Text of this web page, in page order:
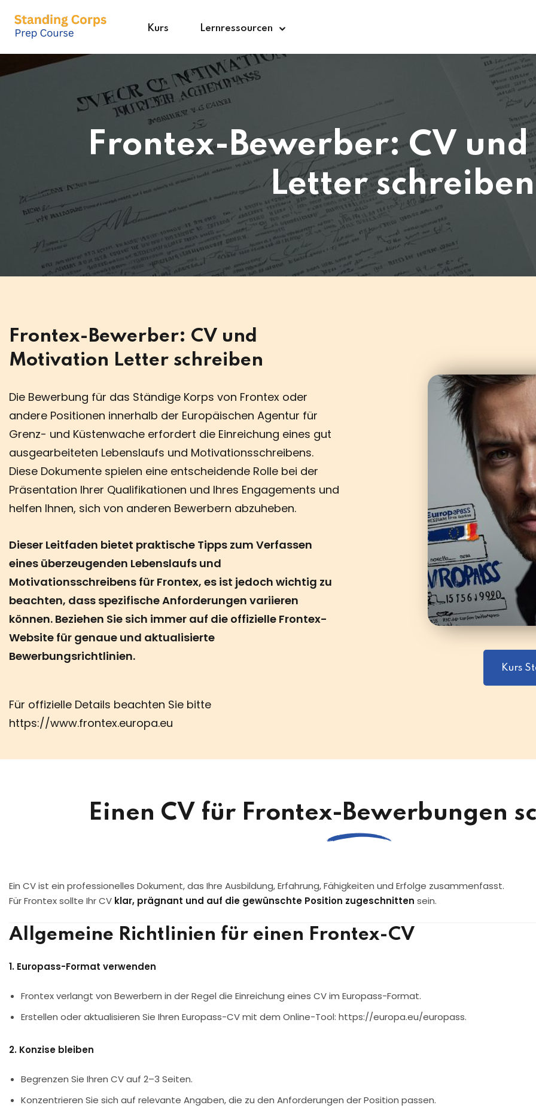
Kurs Lernressourcen
Frontex-Bewerber: CV
Letter schreiben
Frontex-Bewerber: CV und
Motivation Letter schreiben
Die Bewerbung für das Ständige Korps von Frontex oder
andere Positionen innerhalb der Europäischen Agentur für
Grenz- und Küstenwache erfordert die Einreichung eines gut
ausgearbeiteten Lebenslaufs und Motivationsschreibens.
Diese Dokumente spielen eine entscheidende Rolle bei der
Präsentation Ihrer Qualifikationen und Ihres Engagements und
helfen Ihnen, sich von anderen Bewerbern abzuheben.
Dieser Leitfaden bietet praktische Tipps zum Verfassen
eines überzeugenden Lebenslaufs und
Motivationsschreibens für Frontex, es ist jedoch wichtig zu
beachten, dass spezifische Anforderungen variieren
können. Beziehen Sie sich immer auf die offizielle Frontex-
Website für genaue und aktualisierte
Bewerbungsrichtlinien.
Für offizielle Details beachten Sie bitte
https://www.frontex.europa.eu
Kurs
Einen CV für Frontex-Bewerbungen
Ein CV ist ein professionelles Dokument, das Ihre Ausbildung, Erfahrung, Fähigkeiten und Erfolge zusammenfasst.
Für Frontex sollte Ihr CV klar, prägnant und auf die gewünschte Position zugeschnitten sein.
Allgemeine Richtlinien für einen Frontex-CV
1. Europass-Format verwenden
Frontex verlangt von Bewerbern in der Regel die Einreichung eines CV im Europass-Format.
Erstellen oder aktualisieren Sie Ihren Europass-CV mit dem Online-Tool: https://europa.eu/europass.
2. Konzise bleiben
Begrenzen Sie Ihren CV auf 2–3 Seiten.
Konzentrieren Sie sich auf relevante Angaben, die zu den Anforderungen der Position passen.
Sign in Sign up
Sign in
Don’t have an account?
Remember me Lost your password?